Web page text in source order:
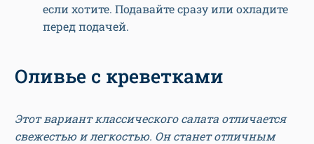
если хотите. Подавайте сразу или охладите
перед подачей.
Оливье с креветками
Этот вариант классического салата отличается
свежестью и легкостью. Он станет отличным